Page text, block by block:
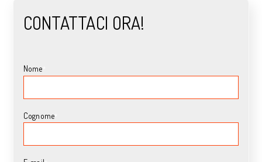
CONTATTACI ORA!
Nome
Cognome